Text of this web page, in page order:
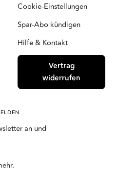
Cookie-Einstellungen
Spar-Abo kündigen
Hilfe & Kontakt
Vertrag
widerrufen
an und